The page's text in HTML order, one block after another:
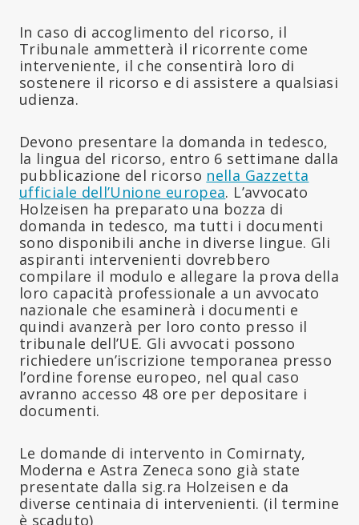
In caso di accoglimento del ricorso, il
Tribunale ammetterà il ricorrente come
interveniente, il che consentirà loro di
sostenere il ricorso e di assistere a qualsiasi
udienza.
Devono presentare la domanda in tedesco,
la lingua del ricorso, entro 6 settimane dalla
pubblicazione del ricorso nella Gazzetta
ufficiale dell’Unione europea. L’avvocato
Holzeisen ha preparato una bozza di
domanda in tedesco, ma tutti i documenti
sono disponibili anche in diverse lingue. Gli
aspiranti intervenienti dovrebbero
compilare il modulo e allegare la prova della
loro capacità professionale a un avvocato
nazionale che esaminerà i documenti e
quindi avanzerà per loro conto presso il
tribunale dell’UE. Gli avvocati possono
richiedere un’iscrizione temporanea presso
l’ordine forense europeo, nel qual caso
avranno accesso 48 ore per depositare i
documenti.
Le domande di intervento in Comirnaty,
Moderna e Astra Zeneca sono già state
presentate dalla sig.ra Holzeisen e da
diverse centinaia di intervenienti. (il termine
è scaduto)